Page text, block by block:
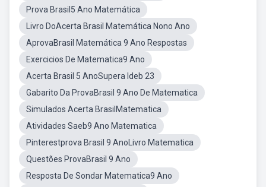
Prova Brasil5 Ano Matemática
Livro DoAcerta Brasil Matemática Nono Ano
AprovaBrasil Matemática 9 Ano Respostas
Exercicios De Matematica9 Ano
Acerta Brasil 5 AnoSupera Ideb 23
Gabarito Da ProvaBrasil 9 Ano De Matematica
Simulados Acerta BrasilMatematica
Atividades Saeb9 Ano Matematica
Pinterestprova Brasil 9 AnoLivro Matematica
Questões ProvaBrasil 9 Ano
Resposta De Sondar Matematica9 Ano